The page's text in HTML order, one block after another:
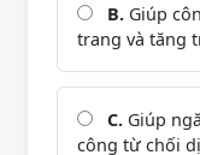
B. Giúp
trang và tăng
C. Giúp
công từ chối